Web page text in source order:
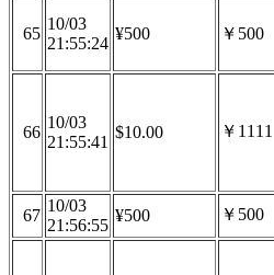
65
10/03
21:55:24
¥500 ￥500
66
10/03
21:55:41
$10.00 ￥1111
67
10/03
21:56:55
¥500 ￥500